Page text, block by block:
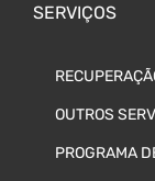
SERVIÇOS
OUTROS
PROGRAMA